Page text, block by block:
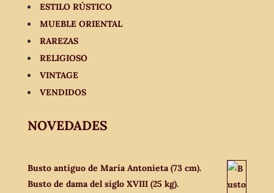
ESTILO RÚSTICO
MUEBLE ORIENTAL
RAREZAS
RELIGIOSO
VINTAGE
VENDIDOS
NOVEDADES
Busto antiguo de María Antonieta (73 cm).
Busto de dama del siglo XVIII (25 kg).